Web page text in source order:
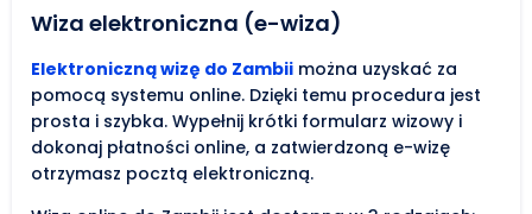
Wiza elektroniczna (e-wiza)
Elektroniczną wizę do Zambii można uzyskać za
pomocą systemu online. Dzięki temu procedura jest
prosta i szybka. Wypełnij krótki formularz wizowy i
dokonaj płatności online, a zatwierdzoną e-wizę
otrzymasz pocztą elektroniczną.